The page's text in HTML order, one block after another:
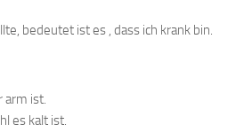
bedeutet ist es , dass ich krank bin.
arm ist.
es kalt ist.